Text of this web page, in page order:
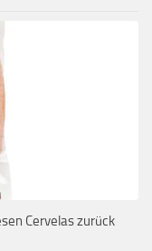
Cervelas zurück